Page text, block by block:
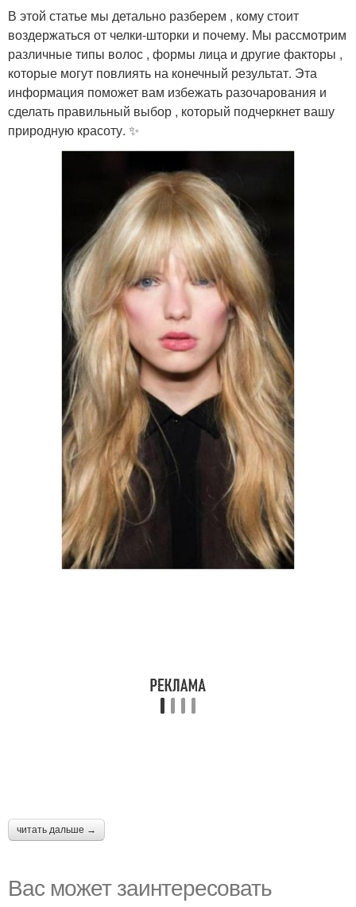
В этой статье мы детально разберем , кому стоит
воздержаться от челки-шторки и почему. Мы рассмотрим
различные типы волос , формы лица и другие факторы ,
которые могут повлиять на конечный результат. Эта
информация поможет вам избежать разочарования и
сделать правильный выбор , который подчеркнет вашу
природную красоту. ✨
читать дальше →
Вас может заинтересовать